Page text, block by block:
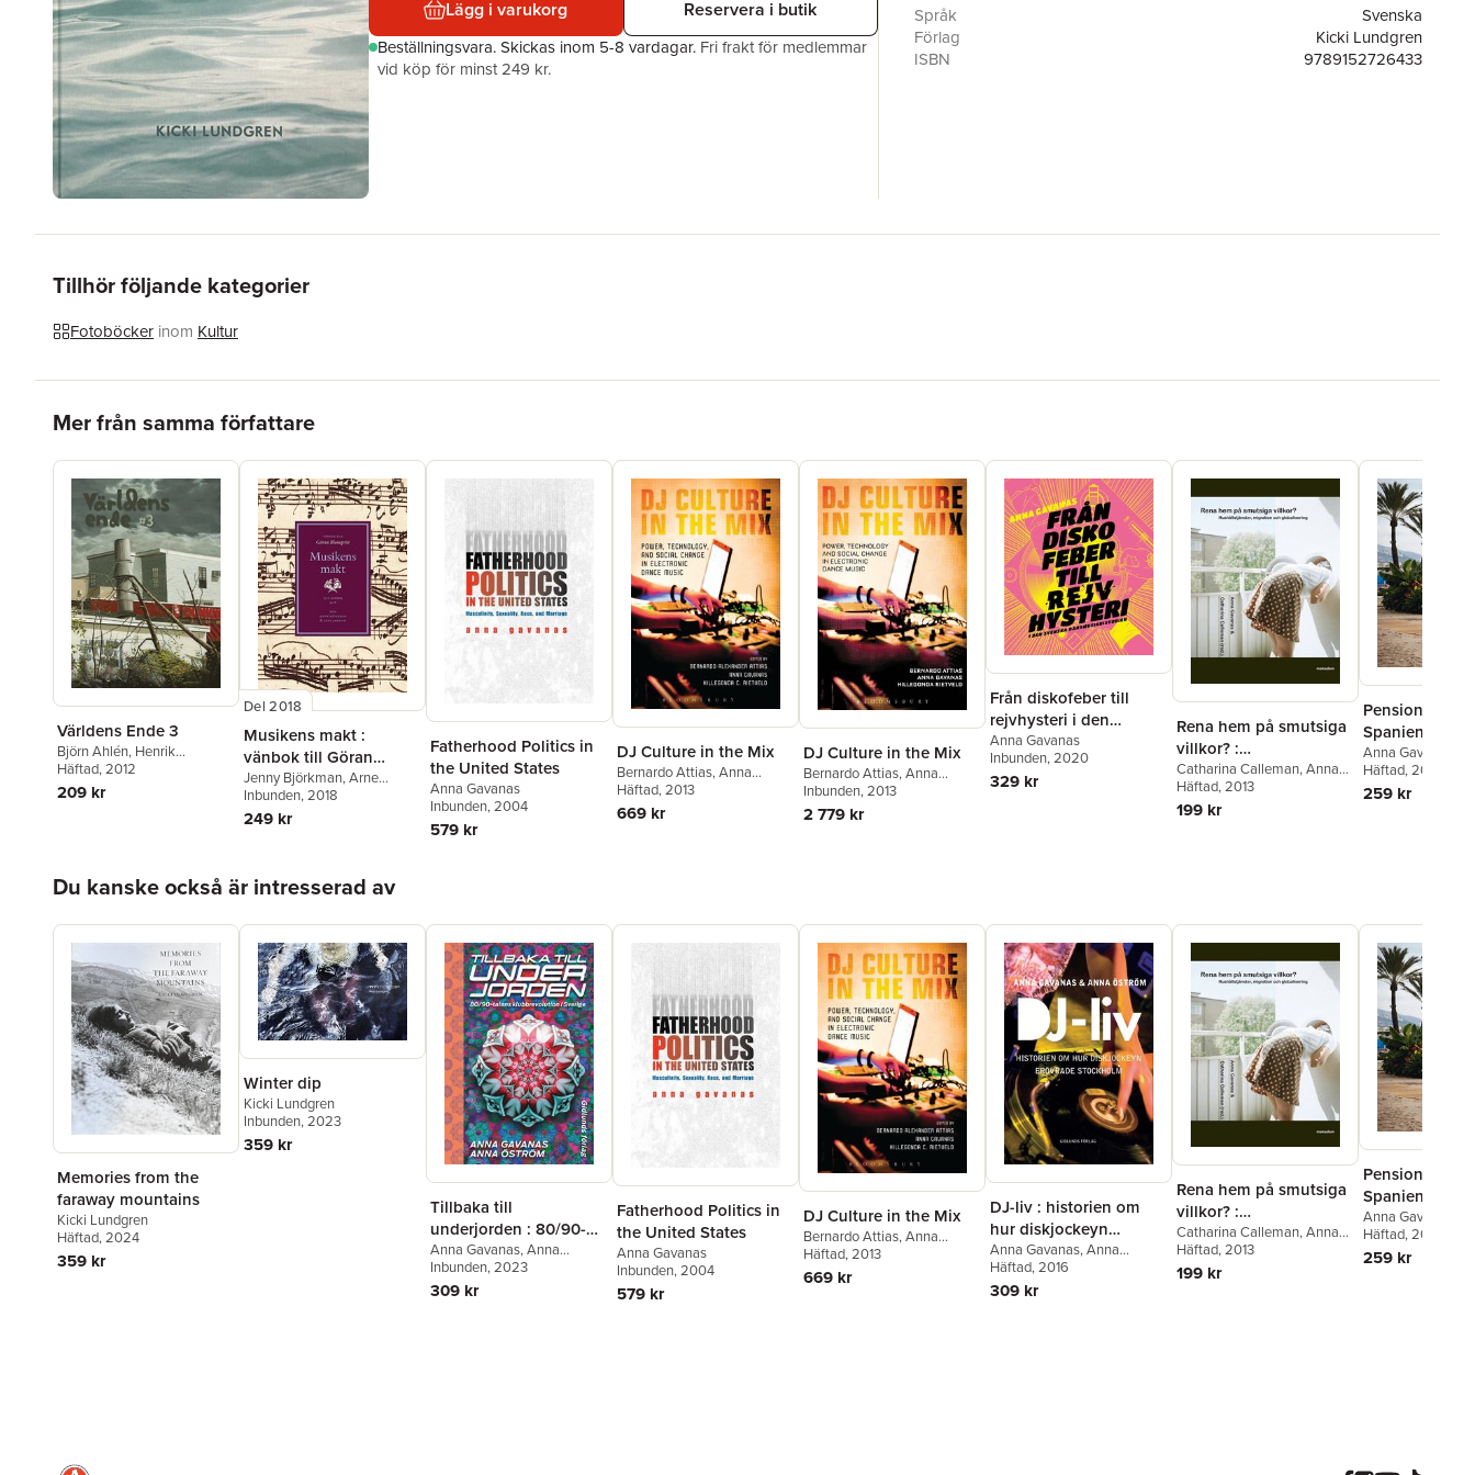
Lägg i varukorg Reservera i butik
Beställningsvara.Skickas inom 5-8 vardagar. Fri frakt för medlemmar
vid köp för minst 249 kr.
Språk
Svenska
Förlag
Kicki Lundgren
ISBN
9789152726433
Tillhör följande kategorier
Fotoböcker inom Kultur
Mer från samma författare
Världens Ende 3
Björn Ahlén, Henrik
Bromander,Jon Mårtensson
Johannes Torstensson
Hanna Petersson
Freddy
Wallin,Malin Wallin,Henrik
Linus Strandberg,Maja
Hansen,Johannes Björk
Mattias Krusell
Anna
Gavanas
Häftad, 2012
209 kr
Del 2018
Musikens makt :
vänbok till Göran
Blomqvist
Jenny Björkman,Arne
Jarrick,Alf Arvidsson
Berglund
Palle Dahlstedt
Mats Greiff,Gunilla Iversen
Guy Madison,Jonas
Töres Theorell,Fredrik Ullén
Ulrik Volgsten
Inbunden, 2018
249 kr
Fatherhood Politics in
the United States
Anna Gavanas
Inbunden, 2004
579 kr
DJ Culture in the Mix
Bernardo Attias,Anna
Gavanas,Hillegonda
Rietveld
Häftad, 2013
669 kr
DJ Culture in the Mix
Bernardo Attias,Anna
Gavanas,Hillegonda
Rietveld
Inbunden, 2013
2 779 kr
Från diskofeber till
rejvhysteri i den
svenska
dansmusikhistorien
Anna Gavanas
Inbunden, 2020
329 kr
Rena hem på smutsiga
villkor? :
hushållstjänster,
migration och
globalisering
Catharina Calleman, Anna
Gavanas,Elin Kvist
Lundström
Oksana Shmulyar
Häftad, 2013
199 kr
globaliserad
Anna Gavanas
Häftad, 2016
259 kr
Du kanske också är intresserad av
Memories from the
faraway mountains
Kicki Lundgren
Häftad, 2024
359 kr
Winter dip
Kicki Lundgren
Inbunden, 2023
359 kr
Tillbaka till
underjorden : 80/90-
talens klubbrevolution i
Sverige
Anna Gavanas,Anna
Öström
Inbunden, 2023
309 kr
Fatherhood Politics in
the United States
Anna Gavanas
Inbunden, 2004
579 kr
DJ Culture in the Mix
Bernardo Attias,Anna
Gavanas,Hillegonda
Rietveld
Häftad, 2013
669 kr
DJ-liv : historien om
hur diskjockeyn
erövrade Stockholm
Anna Gavanas,Anna
Öström
Häftad, 2016
309 kr
Rena hem på smutsiga
villkor? :
hushållstjänster,
migration och
globalisering
Catharina Calleman,Anna
Gavanas,Elin Kvist
Lundström
Oksana Shmulyar
Häftad, 2013
199 kr
globaliserad
Anna Gavanas
Häftad, 2016
259 kr